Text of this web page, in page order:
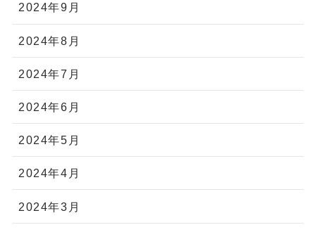
2024年9月
2024年8月
2024年7月
2024年6月
2024年5月
2024年4月
2024年3月